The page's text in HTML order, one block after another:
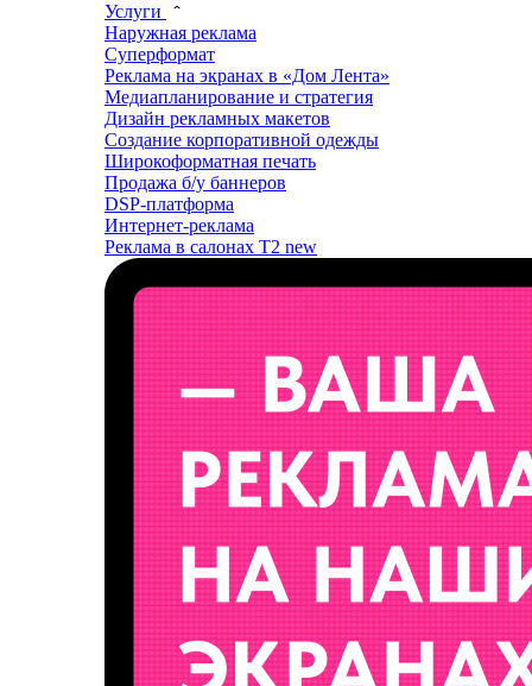
Услуги
Наружная реклама
Суперформат
Реклама на экранах в «Дом Лента»
Медиапланирование и стратегия
Дизайн рекламных макетов
Создание корпоративной одежды
Широкоформатная печать
Продажа б/у баннеров
DSP-платформа
Интернет-реклама
Реклама в салонах T2 new